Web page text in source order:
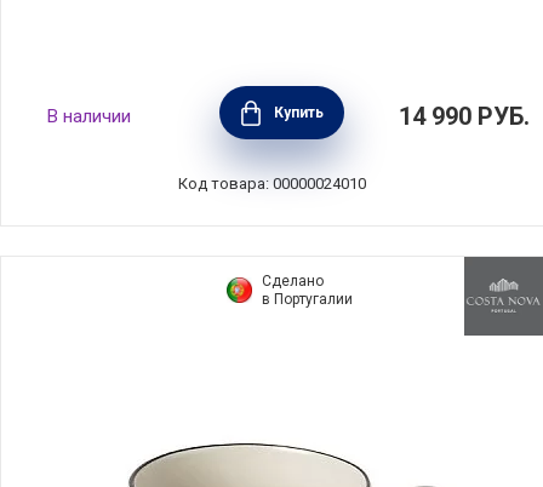
Набор чайный на 6 персон, нержавеющая
сталь с посеребрением + стекло, Queen
Anne, Великобритания, QA-0/6400
В наличии Купить 14 990 РУБ.
Код товара: 00000024010
Сделано
в Португалии